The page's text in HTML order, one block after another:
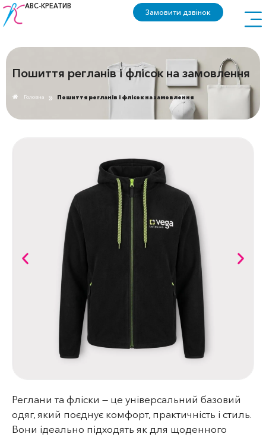
АВС-КРЕАТИВ
Замовити дзвінок
Пошиття регланів і флісок на замовлення
Головна » Пошиття регланів і флісок на замовлення
Реглани та фліски — це універсальний базовий
одяг, який поєднує комфорт, практичність і стиль.
Вони ідеально підходять як для щоденного